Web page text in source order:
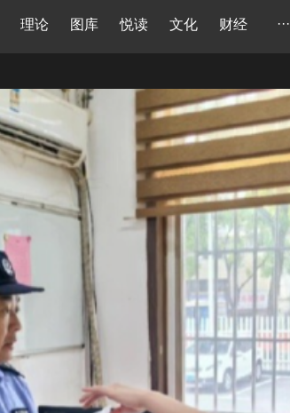
理论 图库 悦读 文化 财经 ···